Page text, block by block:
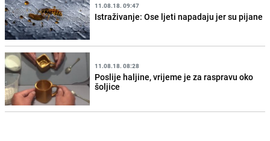
11.08.18. 09:47
Istraživanje: Ose ljeti napadaju jer su pijane
11.08.18. 08:28
Poslije haljine, vrijeme je za raspravu oko
šoljice